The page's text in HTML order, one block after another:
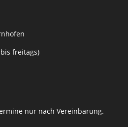
freitags)
nur nach Vereinbarung.